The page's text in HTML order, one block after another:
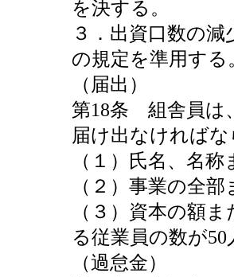
を決する。
３．出資口数の
の規定を準用する
（届出）
第18条 組舎員は
届け出なければな
（１）氏名、名
（２）事業の全
（３）資本の額
る従業員の数が
（過怠金）